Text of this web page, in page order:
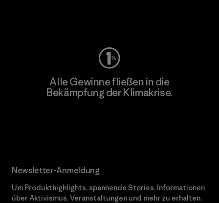
Alle Gewinne fließen in die
Bekämpfung der Klimakrise.
Newsletter-Anmeldung
Um Produkthighlights, spannende Stories, Informationen
über Aktivismus, Veranstaltungen und mehr zu erhalten.